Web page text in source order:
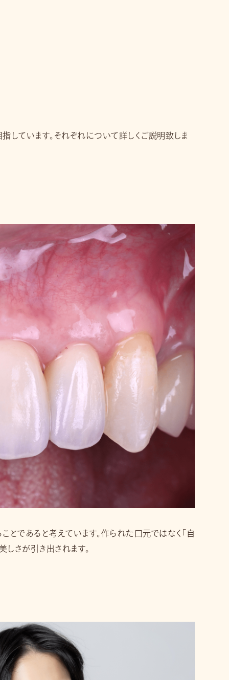
ています。それぞれについて詳しくご説明致しま
であると考えています。作られた口元ではなく「自
しさが引き出されます。